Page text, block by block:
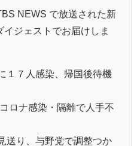
NEWS で放送された新
ジェストでお届けしま
１７人感染、帰国後待機
ロナ感染・隔離で人手不
送り、与野党で調整つか